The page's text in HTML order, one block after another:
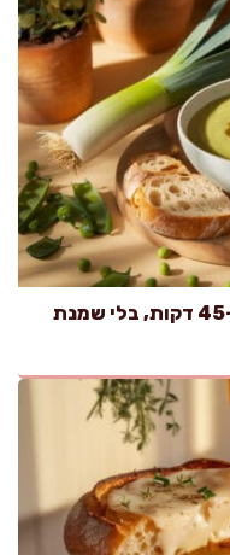
מרק אפונה כרישה מפנק שמוכן ב-45 דקות, בלי שמנת